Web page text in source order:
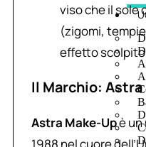
viso che il sole
(zigomi,
effetto scolpito
Il Marchio: Astra
Astra Make-Upè un